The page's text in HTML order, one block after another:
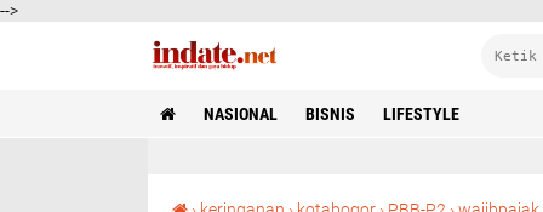
-->
NASIONAL BISNIS LIFESTYLE